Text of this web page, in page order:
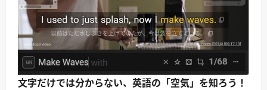
文字だけでは分からない、英語の「空気」を知ろう！